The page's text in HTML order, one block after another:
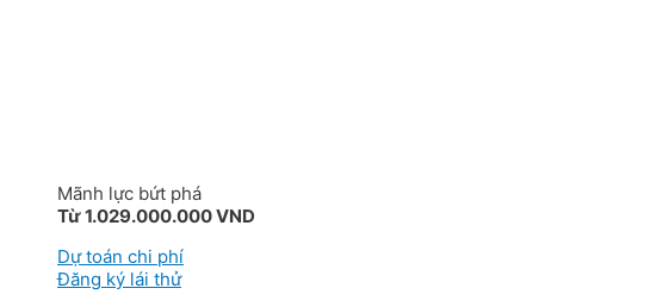
Mãnh lực bứt phá
Từ 1.029.000.000 VND
Dự toán chi phí
Đăng ký lái thử